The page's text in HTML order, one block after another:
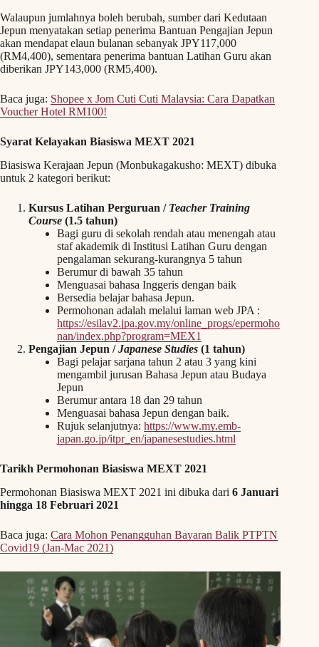
Walaupun jumlahnya boleh berubah, sumber dari Kedutaan
Jepun menyatakan setiap penerima Bantuan Pengajian Jepun
akan mendapat elaun bulanan sebanyak JPY117,000
(RM4,400), sementara penerima bantuan Latihan Guru akan
diberikan JPY143,000 (RM5,400).
Baca juga: Shopee x Jom Cuti Cuti Malaysia: Cara Dapatkan
Voucher Hotel RM100!
Syarat Kelayakan Biasiswa MEXT 2021
Biasiswa Kerajaan Jepun (Monbukagakusho: MEXT) dibuka
untuk 2 kategori berikut:
Kursus Latihan Perguruan / Teacher Training
Course (1.5 tahun)
Bagi guru di sekolah rendah atau menengah atau
staf akademik di Institusi Latihan Guru dengan
pengalaman sekurang-kurangnya 5 tahun
Berumur di bawah 35 tahun
Menguasai bahasa Inggeris dengan baik
Bersedia belajar bahasa Jepun.
Permohonan adalah melalui laman web JPA :
https://esilav2.jpa.gov.my/online_progs/epermoho
nan/index.php?program=MEX1
Pengajian Jepun /Japanese Studies (1 tahun)
Bagi pelajar sarjana tahun 2 atau 3 yang kini
mengambil jurusan Bahasa Jepun atau Budaya
Jepun
Berumur antara 18 dan 29 tahun
Menguasai bahasa Jepun dengan baik.
Rujuk selanjutnya: https://www.my.emb-
japan.go.jp/itpr_en/japanesestudies.html
Tarikh Permohonan Biasiswa MEXT 2021
Permohonan Biasiswa MEXT 2021 ini dibuka dari 6 Januari
hingga 18 Februari 2021
Baca juga: Cara Mohon Penangguhan Bayaran Balik PTPTN
Covid19 (Jan-Mac 2021)